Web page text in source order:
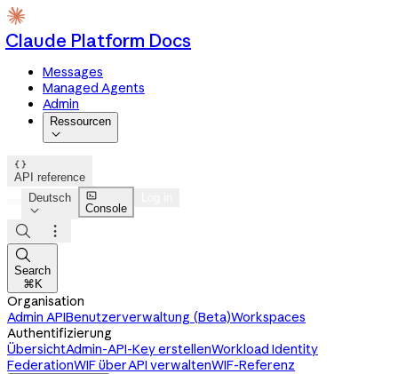
Claude Platform Docs
Messages
Managed Agents
Admin
Ressourcen


API reference
Deutsch


Console



Search
⌘K
Organisation
Admin APIBenutzerverwaltung (Beta)Workspaces
Authentifizierung
ÜbersichtAdmin-API-Key erstellenWorkload Identity
FederationWIF über API verwaltenWIF-Referenz